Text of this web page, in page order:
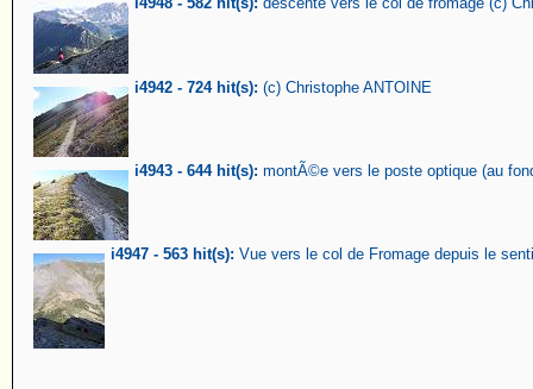
i4942 - 724 hit(s): (c) Christophe ANTOINE
i4943 - 644 hit(s): montÃ©e vers le poste optique (au
i4947 - 563 hit(s): Vue vers le col de Fromage depuis le